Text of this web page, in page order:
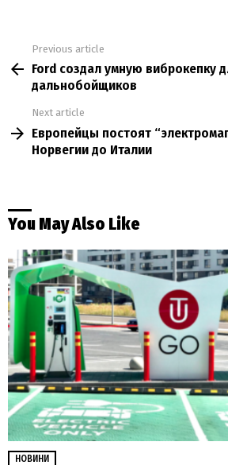
more
Previous article
Ford создал умную виброкепку
дальнобойщиков
Next article
Европейцы постоят
Норвегии до Италии
You May Also Like
НОВИНИ